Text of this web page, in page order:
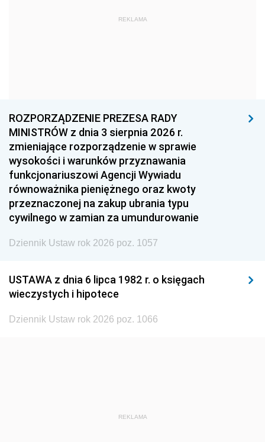
1957 1956
1954 1953
1951 1950
1948 1947
1945 1944 1939
1938 1937 1936
1935 1934
1929 1928 1927
REKLAMA
ROZPORZĄDZENIE PREZESA RADY
MINISTRÓW z dnia 3 sierpnia 2026 r.
zmieniające rozporządzenie w sprawie
wysokości i warunków przyznawania
funkcjonariuszowi Agencji Wywiadu
równoważnika pieniężnego oraz kwoty
przeznaczonej na zakup ubrania typu
cywilnego w zamian za umundurowanie
Dziennik Ustaw rok 2026 poz. 1057
USTAWA z dnia 6 lipca 1982 r. o księgach
wieczystych i hipotece
Dziennik Ustaw rok 2026 poz. 1066
REKLAMA